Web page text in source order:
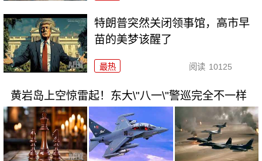
特朗普突然关闭领事馆，高市早
苗的美梦该醒了
最热 阅读 10125
黄岩岛上空惊雷起！东大\"八一\"警巡完全不一样